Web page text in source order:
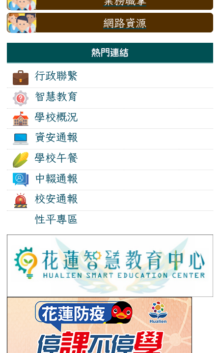
網路資源
熱門連結
行政聯繫
智慧教育
學校概況
資安通報
學校午餐
中輟通報
校安通報
性平專區